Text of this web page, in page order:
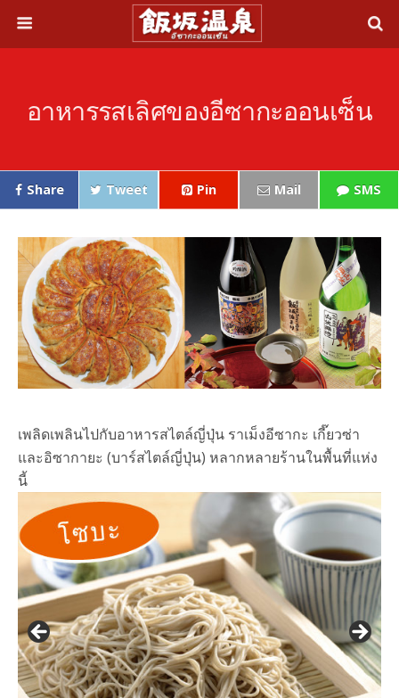
อาหารรสเลิศของอีซากะออนเซ็น
Share Tweet Pin Mail SMS
เพลิดเพลินไปกับอาหารสไตล์ญี่ปุ่น ราเม็งอีซากะ เกี๊ยวซ่า
และอิซากายะ (บาร์สไตล์ญี่ปุ่น) หลากหลายร้านในพื้นที่แห่ง
นี้